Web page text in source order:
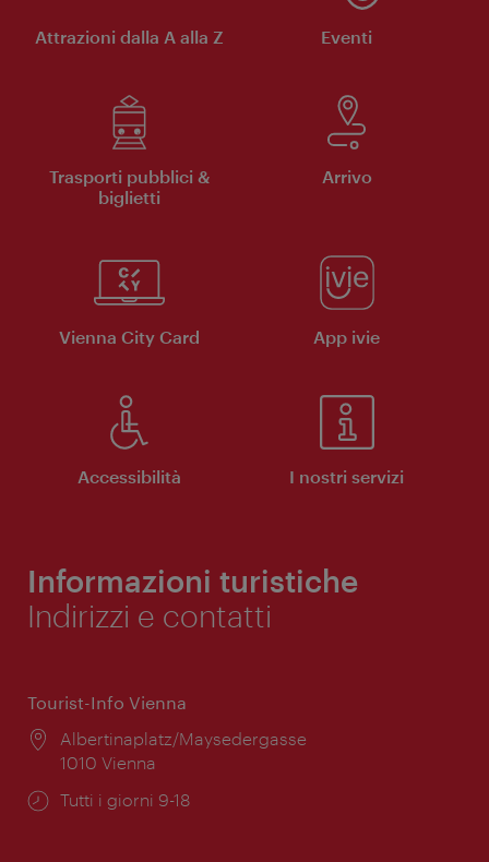
Attrazioni dalla A alla Z Eventi
Trasporti pubblici &
biglietti
Arrivo
Vienna City Card App ivie
Accessibilità I nostri servizi
Informazioni turistiche
Indirizzi e contatti
Tourist-Info Vienna
Posizione:
Albertinaplatz/Maysedergasse
1010 Vienna
Orari
Tutti i giorni 9-18